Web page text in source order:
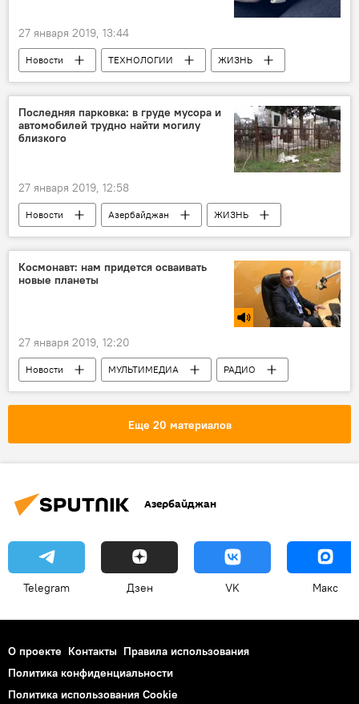
27 января 2019, 13:44
Новости ТЕХНОЛОГИИ
ЖИЗНЬ
Здоровье
Новости мира
Последняя парковка: в груде мусора и
автомобилей трудно найти могилу
близкого
27 января 2019, 12:58
Новости Азербайджан ЖИЗНЬ
Космонавт: нам придется осваивать
новые планеты
27 января 2019, 12:20
Новости МУЛЬТИМЕДИА
РАДИО
Новости мира
Еще 20 материалов
Азербайджан
Telegram Дзен VK Макс
О проекте Контакты Правила использования
Политика конфиденциальности
Политика использования Cookie